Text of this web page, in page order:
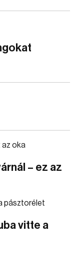
– ez az
vitte a